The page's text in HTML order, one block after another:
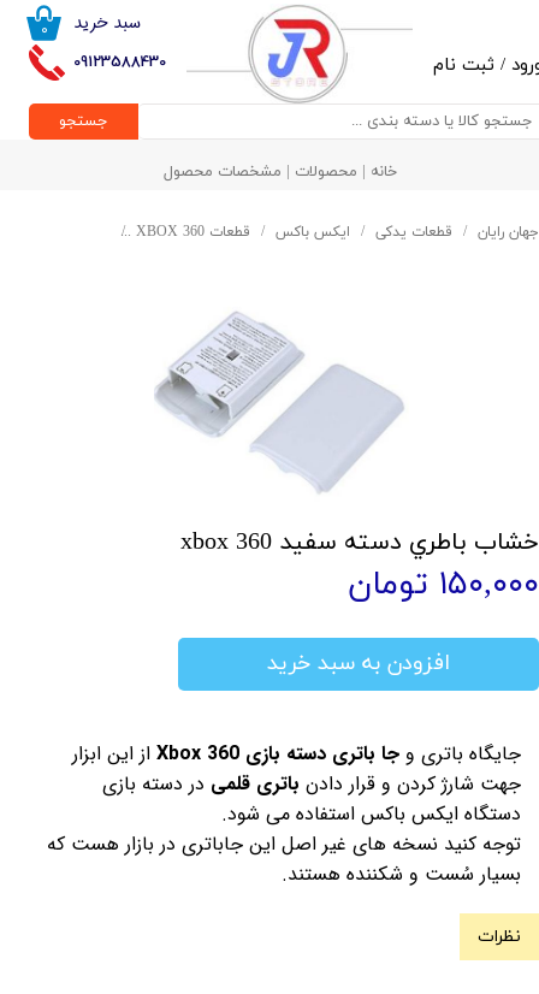
09123588430
۰ سبد خرید
/ ثبت نام
حساب کاربری من
تغییر گذر واژه
جستجو
خانه | محصولات | مشخصات محصول
جهان رایان قطعات یدکی ایکس باکس قطعات XBOX 360
خشاب باطري دسته سفید xbox 360
۱۵۰,۰۰۰ تومان
افزودن به سبد خرید
جایگاه باتری و جا باتری دسته بازی Xbox 360
از این ابزار
جهت شارژ کردن و قرار دادن باتری قلمی در دسته بازی
دستگاه ایکس باکس استفاده می شود.
توجه کنید نسخه های غیر اصل این جاباتری در بازار هست که
بسیار سُست و شکننده هستند.
نظرات